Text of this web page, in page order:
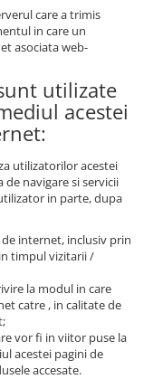
care a trimis
in care un
asociata web-
utilizate
acestei
utilizatorilor acestei
navigare si servicii
in parte, dupa
internet, inclusiv prin
timpul vizitarii /
la modul in care
catre , in calitate de
vor fi in viitor puse la
acestei pagini de
accesate.